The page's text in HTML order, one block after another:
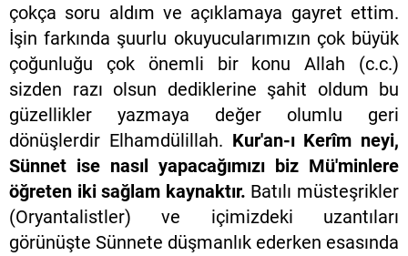
çokça soru aldım ve açıklamaya gayret ettim.
İşin farkında şuurlu okuyucularımızın çok büyük
çoğunluğu çok önemli bir konu Allah (c.c.)
sizden razı olsun dediklerine şahit oldum bu
güzellikler yazmaya değer olumlu geri
dönüşlerdir Elhamdülillah. Kur'an-ı Kerîm neyi,
Sünnet ise nasıl yapacağımızı biz Mü'minlere
öğreten iki sağlam kaynaktır. Batılı müsteşrikler
(Oryantalistler) ve içimizdeki uzantıları
görünüşte Sünnete düşmanlık ederken esasında